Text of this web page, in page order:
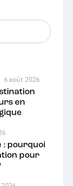
6 août 2026
en
: pourquoi
pour